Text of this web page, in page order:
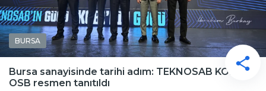
BURSA
Bursa sanayisinde tarihi adım: TEKNOSAB KOBİ
OSB resmen tanıtıldı